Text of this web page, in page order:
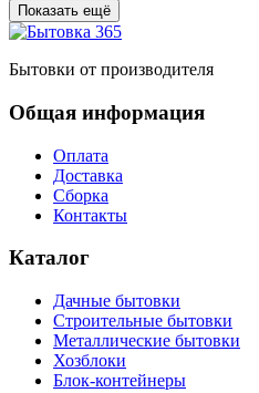
Показать ещё
Бытовки от производителя
Общая информация
Оплата
Доставка
Сборка
Контакты
Каталог
Дачные бытовки
Строительные бытовки
Металлические бытовки
Хозблоки
Блок-контейнеры